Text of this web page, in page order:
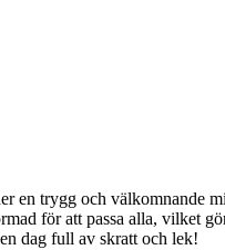
en trygg och välkomnande
för att passa alla, vilket
dag full av skratt och lek!